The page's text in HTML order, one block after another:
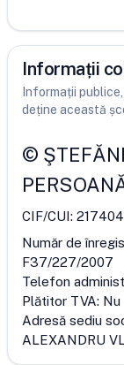
Informații
Informații
deține această
©
CIF/CUI:
Număr de
F37/227/2007
Telefon
Plătitor TVA: Nu
Adresă sediu
ALEXANDRU